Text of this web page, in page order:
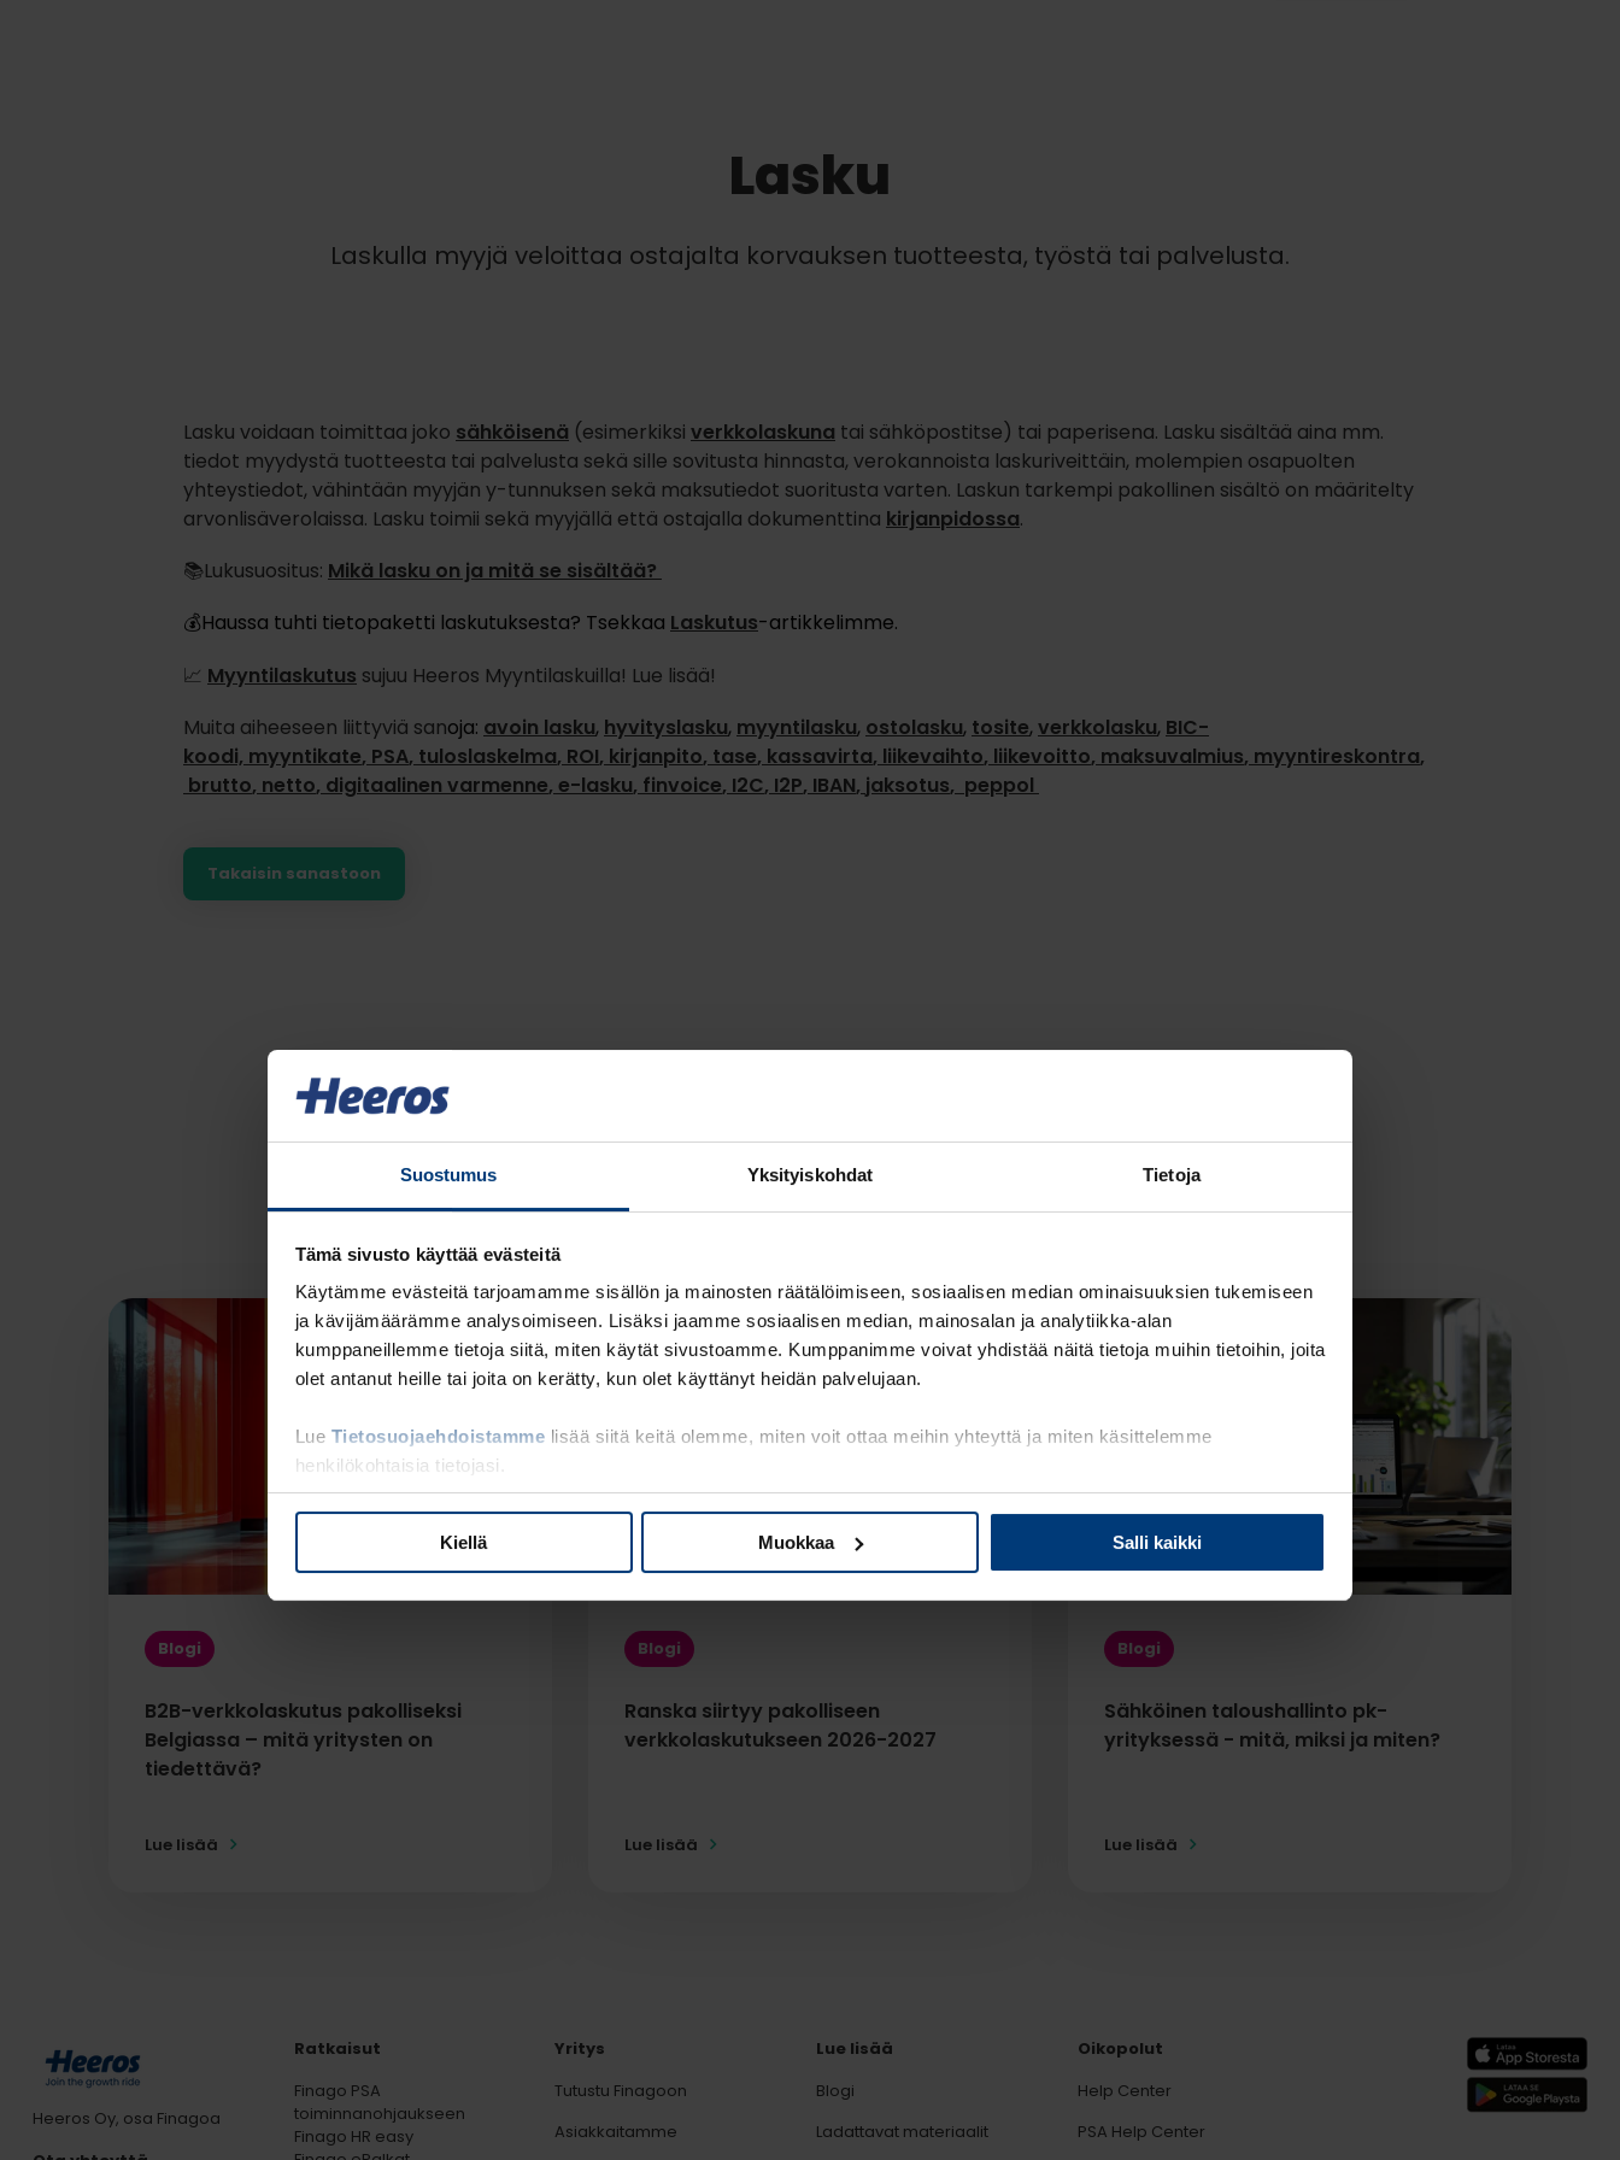
Suostumus Yksityiskohdat Tietoja
Tämä sivusto käyttää evästeitä
Käytämme evästeitä tarjoamamme sisällön ja mainosten räätälöimiseen, sosiaalisen median ominaisuuksien tukemiseen
ja kävijämäärämme analysoimiseen. Lisäksi jaamme sosiaalisen median, mainosalan ja analytiikka-alan
kumppaneillemme tietoja siitä, miten käytät sivustoamme. Kumppanimme voivat yhdistää näitä tietoja muihin tietoihin, joita
olet antanut heille tai joita on kerätty, kun olet käyttänyt heidän palvelujaan.
Lue Tietosuojaehdoistamme lisää siitä keitä olemme, miten voit ottaa meihin yhteyttä ja miten käsittelemme
henkilökohtaisia tietojasi.
Kiellä Muokkaa Salli kaikki
Lasku
Laskulla myyjä veloittaa ostajalta korvauksen tuotteesta, työstä tai palvelusta.
Lasku voidaan toimittaa joko sähköisenä (esimerkiksi verkkolaskuna tai sähköpostitse) tai paperisena. Lasku sisältää aina mm.
tiedot myydystä tuotteesta tai palvelusta sekä sille sovitusta hinnasta, verokannoista laskuriveittäin, molempien osapuolten
yhteystiedot, vähintään myyjän y-tunnuksen sekä maksutiedot suoritusta varten. Laskun tarkempi pakollinen sisältö on määritelty
arvonlisäverolaissa. Lasku toimii sekä myyjällä että ostajalla dokumenttina kirjanpidossa.
📚Lukusuositus: Mikä lasku on ja mitä se sisältää?
💰Haussa tuhti tietopaketti laskutuksesta? Tsekkaa Laskutus-artikkelimme.
📈 Myyntilaskutus sujuu Heeros Myyntilaskuilla! Lue lisää!
Muita aiheeseen liittyviä sanoja: avoin lasku, hyvityslasku, myyntilasku, ostolasku, tosite, verkkolasku, BIC-
koodi, myyntikate, PSA, tuloslaskelma, ROI, kirjanpito, tase, kassavirta, liikevaihto, liikevoitto, maksuvalmius, myyntireskontra,
brutto, netto, digitaalinen varmenne, e-lasku, finvoice, I2C, I2P, IBAN, jaksotus, peppol
Takaisin sanastoon
Lue lisää laskutuksesta
Blogi
B2B-verkkolaskutus pakolliseksi
Belgiassa – mitä yritysten on
tiedettävä?
Lue lisää
Blogi
Ranska siirtyy pakolliseen
verkkolaskutukseen 2026-2027
Lue lisää
Blogi
Sähköinen taloushallinto pk-
yrityksessä - mitä, miksi ja miten?
Lue lisää
Heeros Oy, osa Finagoa
Ratkaisut
Finago PSA
toiminnanohjaukseen
Finago HR easy
Yritys
Tutustu Finagoon
Asiakkaitamme
Lue lisää
Blogi
Ladattavat materiaalit
Oikopolut
Help Center
PSA Help Center